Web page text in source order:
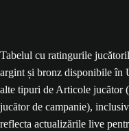
Tabelul cu ratingurile
argint și bronz disponibile în
alte tipuri de Articole jucător
jucător de campanie),
reflecta actualizările live